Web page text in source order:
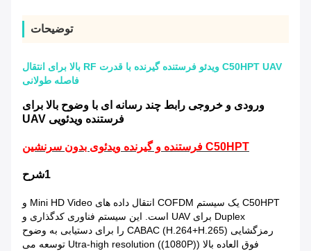
توضیحات
C50HPT UAV ویدئو فرستنده گیرنده با قدرت RF بالا برای انتقال
فاصله طولانی
ورودی و خروجی رابط چند رسانه ای با وضوح بالا برای
فرستنده ویدئویی UAV
C50HPT فرستنده و گیرنده ویدئوی بدون سرنشین
1شرح
C50HPT یک سیستم COFDM انتقال داده های Mini HD Video و
Duplex برای UAV است. این سیستم فناوری کدگذاری و
رمزگشایی CABAC (H.264+H.265) را برای دستیابی به وضوح
فوق العاده بالا (Utra-high resolution ((1080P) توسعه می